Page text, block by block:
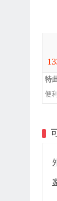
特
便